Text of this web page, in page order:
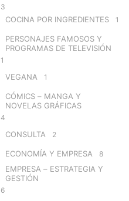
3
COCINA POR INGREDIENTES 1
PERSONAJES FAMOSOS Y
PROGRAMAS DE TELEVISIÓN
1
VEGANA 1
CÓMICS – MANGA Y
NOVELAS GRÁFICAS
4
CONSULTA 2
ECONOMÍA Y EMPRESA 8
EMPRESA – ESTRATEGIA Y
GESTIÓN
6